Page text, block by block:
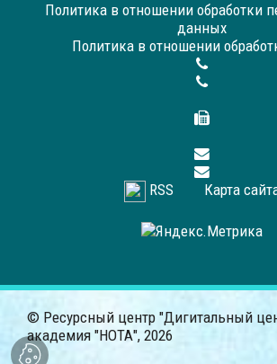
Политика в отношении обработки
данных
Политика в отношении
RSS Карта
© Ресурсный центр "Дигитальный
академия "НОТА", 2026